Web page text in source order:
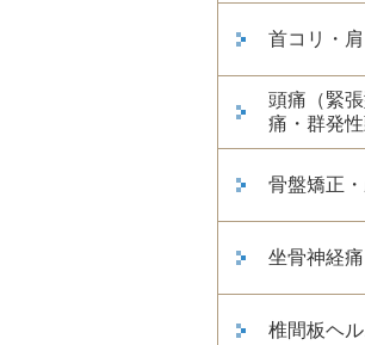
首コリ・肩
頭痛（緊
痛・群発性
骨盤矯正
坐骨神経痛
椎間板ヘ